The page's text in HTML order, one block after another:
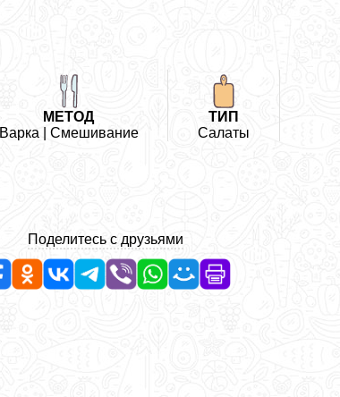
МЕТОД
Варка | Смешивание
ТИП
Салаты
Поделитесь с друзьями